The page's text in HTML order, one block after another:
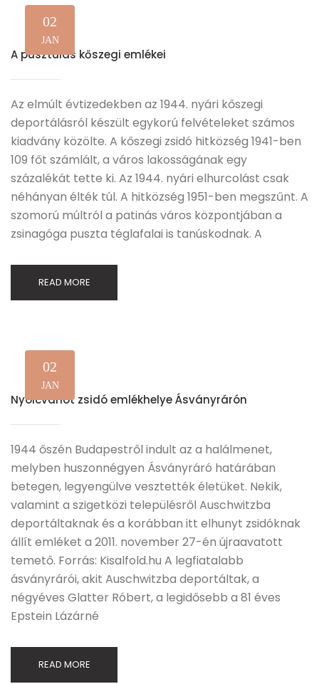
02
JAN
A pusztulás kőszegi emlékei
Az elmúlt évtizedekben az 1944. nyári kőszegi
deportálásról készült egykorú felvételeket számos
kiadvány közölte. A kőszegi zsidó hitközség 1941-ben
109 főt számlált, a város lakosságának egy
százalékát tette ki. Az 1944. nyári elhurcolást csak
néhányan élték túl. A hitközség 1951-ben megszűnt. A
szomorú múltról a patinás város központjában a
zsinagóga puszta téglafalai is tanúskodnak. A
READ MORE
02
JAN
Nyolcvanöt zsidó emlékhelye Ásványrárón
1944 őszén Budapestről indult az a halálmenet,
melyben huszonnégyen Ásványráró határában
betegen, legyengülve vesztették életüket. Nekik,
valamint a szigetközi településről Auschwitzba
deportáltaknak és a korábban itt elhunyt zsidóknak
állít emléket a 2011. november 27-én újraavatott
temető. Forrás: Kisalfold.hu A legfiatalabb
ásványrárói, akit Auschwitzba deportáltak, a
négyéves Glatter Róbert, a legidősebb a 81 éves
Epstein Lázárné
READ MORE